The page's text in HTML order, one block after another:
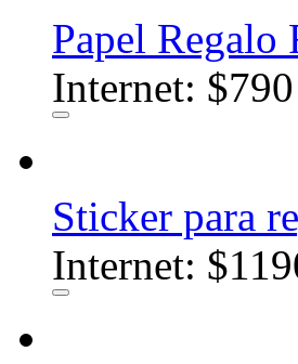
Papel
Internet: $790
Sticker para
Internet: